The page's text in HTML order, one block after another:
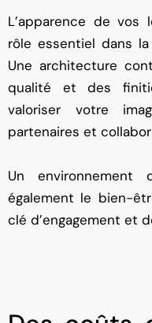
L’apparence de vos
rôle essentiel dans
Une architecture
qualité et des
valoriser votre
partenaires et
Un environnement
également le bien-
clé d’engagement et